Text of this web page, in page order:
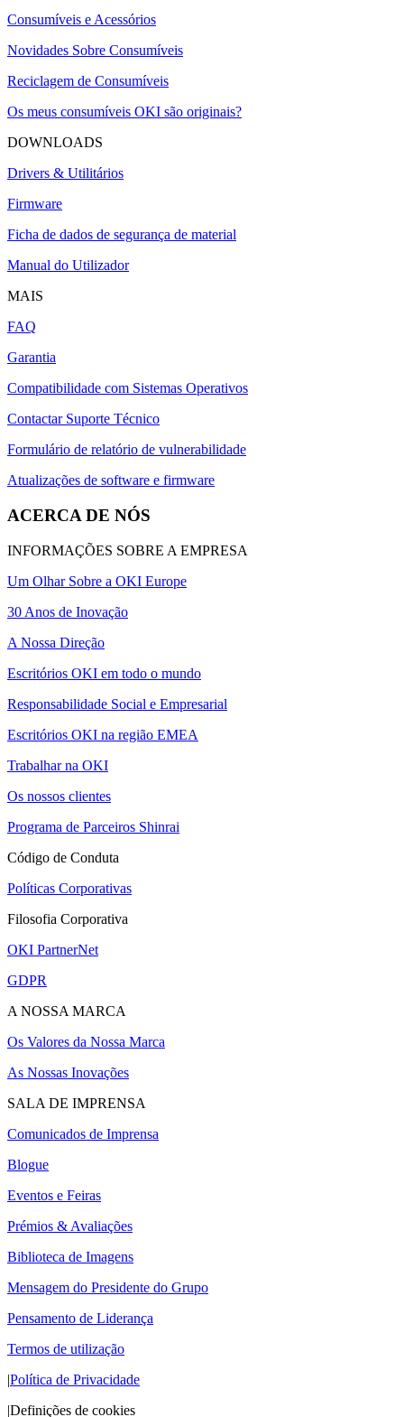
Consumíveis e Acessórios
Novidades Sobre Consumíveis
Reciclagem de Consumíveis
Os meus consumíveis OKI são originais?
DOWNLOADS
Drivers & Utilitários
Firmware
Ficha de dados de segurança de material
Manual do Utilizador
MAIS
FAQ
Garantia
Compatibilidade com Sistemas Operativos
Contactar Suporte Técnico
Formulário de relatório de vulnerabilidade
Atualizações de software e firmware
ACERCA DE NÓS
INFORMAÇÕES SOBRE A EMPRESA
Um Olhar Sobre a OKI Europe
30 Anos de Inovação
A Nossa Direção
Escritórios OKI em todo o mundo
Responsabilidade Social e Empresarial
Escritórios OKI na região EMEA
Trabalhar na OKI
Os nossos clientes
Programa de Parceiros Shinrai
Código de Conduta
Políticas Corporativas
Filosofia Corporativa
OKI PartnerNet
GDPR
A NOSSA MARCA
Os Valores da Nossa Marca
As Nossas Inovações
SALA DE IMPRENSA
Comunicados de Imprensa
Blogue
Eventos e Feiras
Prémios & Avaliações
Biblioteca de Imagens
Mensagem do Presidente do Grupo
Pensamento de Liderança
Termos de utilização
|Política de Privacidade
|Definições de cookies